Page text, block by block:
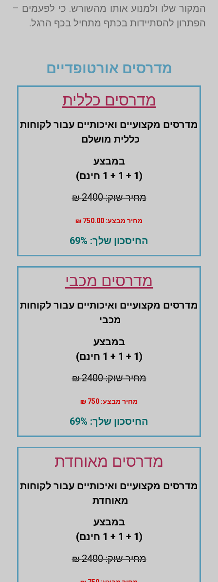
המקור שלו ולמנוע אותו מהשורש. כי לפעמים –
הפתרון להסתיידות בכתף מתחיל בכף הרגל.
מדרסים אורטופדיים
מדרסים כללית
מדרסים ‏מקצועיים ‏ואיכותיים עבור לקוחות
‏כללית מושלם
במבצע
(1 + 1 + 1 חינם)
מחיר שוק: 2400 ₪
מחיר מבצע: 750.00 ₪
החיסכון שלך: 69%
מדרסים מכבי
מדרסים ‏מקצועיים ואיכותיים עבור לקוחות
מכבי
במבצע
(1 + 1 + 1 חינם)
מחיר שוק: 2400 ₪
מחיר מבצע: 750 ₪
החיסכון שלך: 69%
מדרסים מאוחדת
מדרסים ‏מקצועיים ואיכותיים עבור לקוחות
מאוחדת
במבצע
(1 + 1 + 1 חינם)
מחיר שוק: 2400 ₪